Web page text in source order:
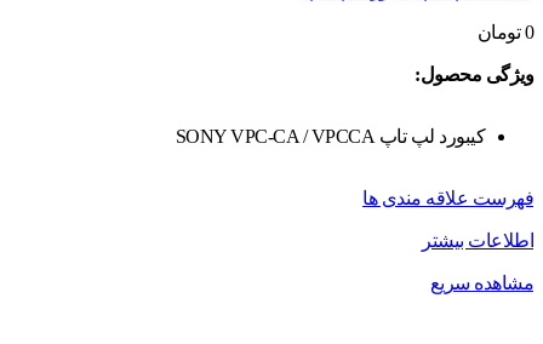
0 تومان
ویژگی محصول:
کیبورد لپ تاپ SONY VPC-CA / VPCCA
فهرست علاقه مندی ها
اطلاعات بیشتر
مشاهده سریع